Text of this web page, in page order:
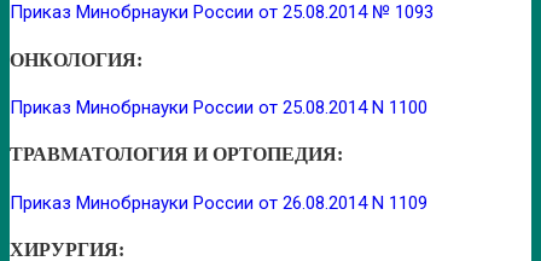
Приказ Минобрнауки России от 25.08.2014 № 1093
ОНКОЛОГИЯ:
Приказ Минобрнауки России от 25.08.2014 N 1100
ТРАВМАТОЛОГИЯ И ОРТОПЕДИЯ:
Приказ Минобрнауки России от 26.08.2014 N 1109
ХИРУРГИЯ: